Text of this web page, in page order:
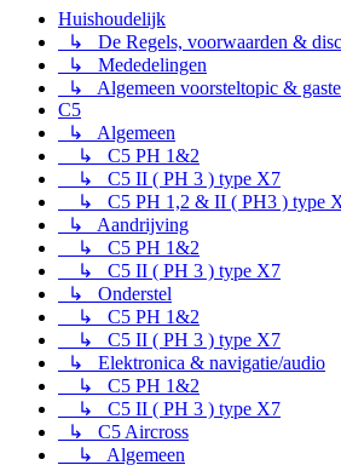
Huishoudelijk
↳ De Regels, voorwaarden &
↳ Mededelingen
↳ Algemeen voorsteltopic &
C5
↳ Algemeen
↳ C5 PH 1&2
↳ C5 II ( PH 3 ) type X7
↳ C5 PH 1,2 & II ( PH3 ) type
↳ Aandrijving
↳ C5 PH 1&2
↳ C5 II ( PH 3 ) type X7
↳ Onderstel
↳ C5 PH 1&2
↳ C5 II ( PH 3 ) type X7
↳ Elektronica & navigatie/audio
↳ C5 PH 1&2
↳ C5 II ( PH 3 ) type X7
↳ C5 Aircross
↳ Algemeen